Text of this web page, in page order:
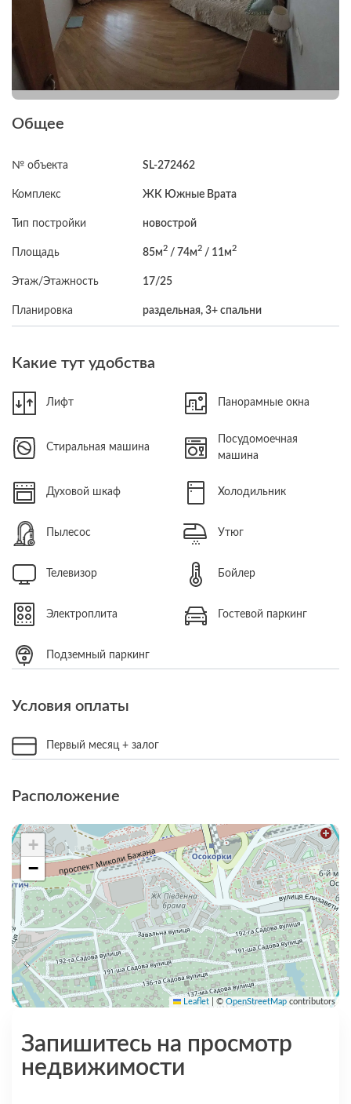
Общее
№ объекта SL-272462
Комплекс ЖК Южные Врата
Тип постройки новострой
Площадь 85м2 / 74м2 / 11м2
Этаж/Этажность 17/25
Планировка раздельная, 3+ спальни
Какие тут удобства
Лифт Панорамные окна
Стиральная машина
Посудомоечная
машина
Духовой шкаф Холодильник
Пылесос Утюг
Телевизор Бойлер
Электроплита Гостевой паркинг
Подземный паркинг
Условия оплаты
Первый месяц + залог
Расположение
+
−
Leaflet © OpenStreetMap contributors
Запишитесь на просмотр
недвижимости